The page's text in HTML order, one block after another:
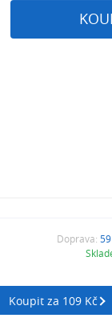
Doprava:
Koupit za 109 Kč